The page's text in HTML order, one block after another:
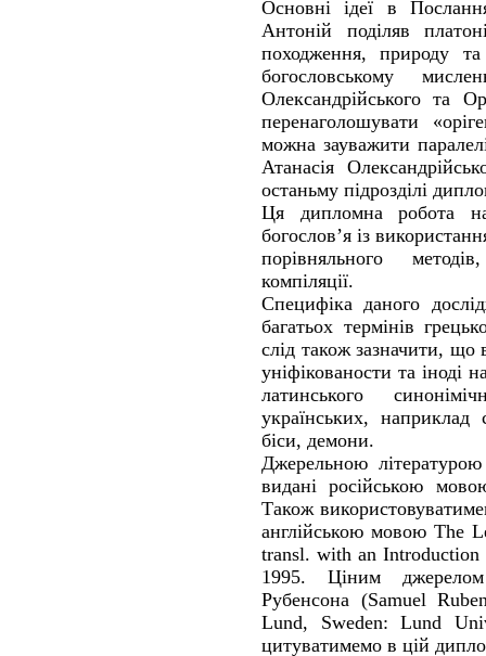
Основні ідеї в
Антоній поділяв
походження, природу
богословському
Олександрійського та
перенаголошувати
можна зауважити
Атанасія
останьму підрозділі
Ця дипломна робота
богослов’я із
порівняльного
компіляції.
Специфіка даного
багатьох термінів
слід також зазначити, що
уніфікованости та іноді
латинського
українських, наприклад
біси, демони.
Джерельною
видані російською
Також
англійською мовою The
transl. with an
1995. Ціним
Рубенсона (Samuel
Lund, Sweden: Lund
цитуватимемо в цій